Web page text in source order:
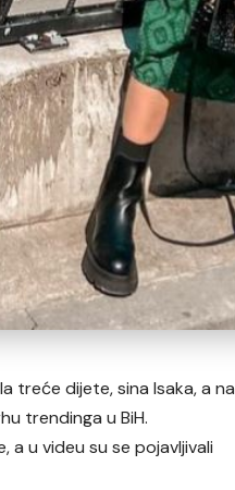
treće dijete, sina Isaka, a na
trendinga u BiH.
u videu su se pojavljivali